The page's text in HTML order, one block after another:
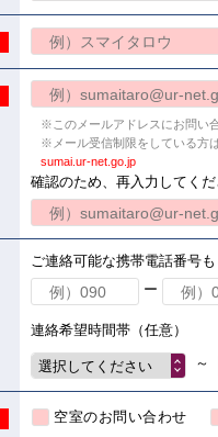
※このメールアドレスにお問い
※メール受信制限をしている方
sumai.ur-net.go.jp
確認のため、再入力してくだ
ご連絡可能な携帯電話番号
ー
連絡希望時間帯（任意）
選択してください ～
空室のお問い合わせ